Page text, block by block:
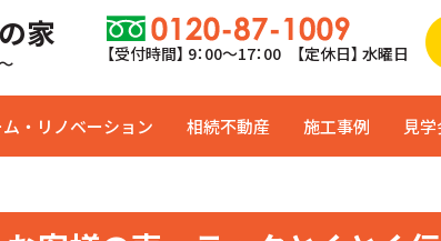
家
【受付時間】 9：00〜17：00 【定休日】 水曜日
ム・リノベーション 相続不動産 施工事例 見